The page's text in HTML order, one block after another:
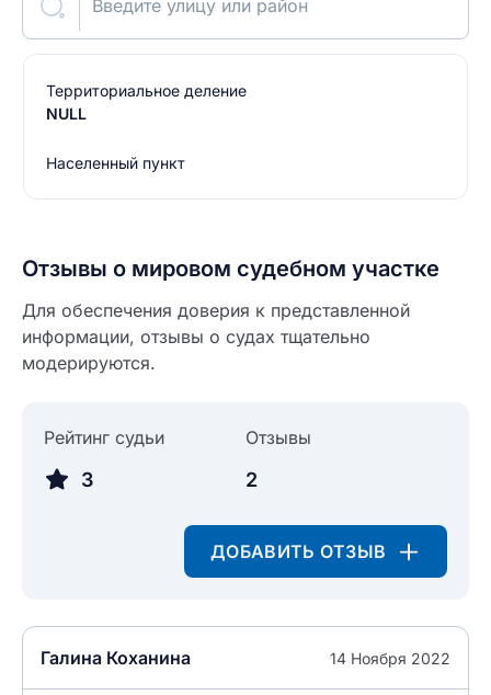
Введите улицу или район
Территориальное деление
NULL
Населенный пункт
Отзывы о мировом судебном участке
Для обеспечения доверия к представленной
информации, отзывы о судах тщательно
модерируются.
Рейтинг судьи
3
Отзывы
2
ДОБАВИТЬ ОТЗЫВ
Галина Коханина 14 Ноября 2022